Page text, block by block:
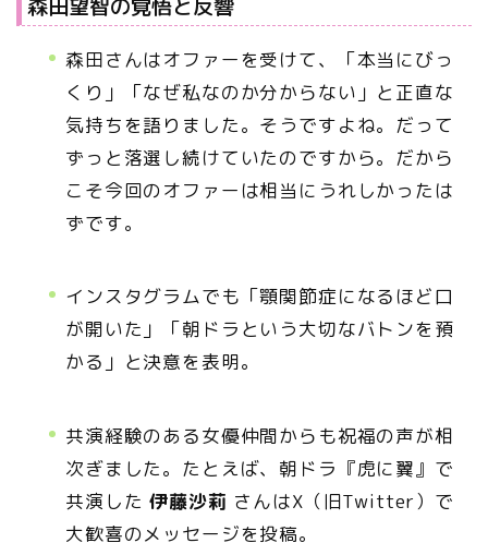
森田さんはオファーを受けて、「本当にびっ
くり」「なぜ私なのか分からない」と正直な
気持ちを語りました。そうですよね。だって
ずっと落選し続けていたのですから。だから
こそ今回のオファーは相当にうれしかったは
ずです。
インスタグラムでも「顎関節症になるほど口
が開いた」「朝ドラという大切なバトンを預
かる」と決意を表明。
共演経験のある女優仲間からも祝福の声が相
次ぎました。たとえば、朝ドラ『虎に翼』で
共演した伊藤沙莉 さんはX（旧Twitter）で
大歓喜のメッセージを投稿。